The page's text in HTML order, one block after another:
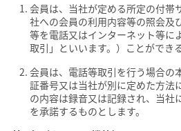
会員は、当社が定める所定の付帯
社への会員の利用内容等の照会及
等を電話又はインターネット等に
取引」といいます。）ことができ
会員は、電話等取引を行う場合の
証番号又は当社が別に定めた方法
の内容は録音又は記録され、当社
を承諾するものとします。